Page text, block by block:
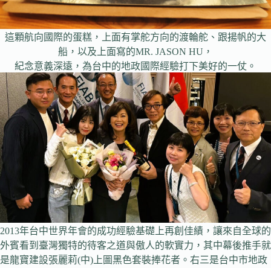
這顆航向國際的蛋糕，上面有掌舵方向的渡輪舵、跟揚帆的大
船，以及上面寫的MR. JASON HU，
紀念意義深遠，為台中的地政國際經驗打下美好的一仗。
2013年台中世界年會的成功經驗基礎上再創佳績，讓來自全球的
外賓看到臺灣獨特的待客之道與傲人的軟實力，其中幕後推手就
是龍寶建設張麗莉(中)上圖黑色套裝捧花者。右三是台中市地政